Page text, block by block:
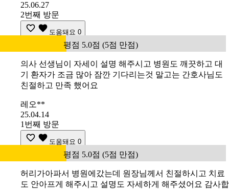
25.06.27
2번째 방문
도움돼요 0
평점 5.0점 (5점 만점)
의사 선생님이 자세이 설명 해주시고 병원도 깨끗하고 대
기 환자가 조금 많아 잠깐 기다리는것 말고는 간호사님도
친절하고 만족 했어요
레오**
25.04.14
1번째 방문
도움돼요 0
평점 5.0점 (5점 만점)
허리가아파서 병원에갔는데 원장님께서 친절하시고 치료
도 안아프게 해주시고 설명도 자세하게 해주셨어요 감사합